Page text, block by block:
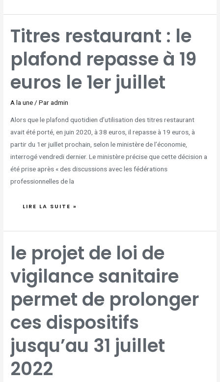
Titres restaurant : le
plafond repasse à 19
euros le 1er juillet
A la une / Paradmin
Alors que le plafond quotidien d’utilisation des titres restaurant
avait été porté, en juin 2020, à 38 euros, il repasse à 19 euros, à
partir du 1er juillet prochain, selon le ministère de l’économie,
interrogé vendredi dernier. Le ministère précise que cette décision a
été prise après « des discussions avec les fédérations
professionnelles de la
TITRES
RESTAURANT
LE
REPASSE
19
EUROS
JUILLET
LIRE LA SUITE »
le projet de loi de
vigilance sanitaire
permet de prolonger
ces dispositifs
jusqu’au 31 juillet
2022
PROJET
DE
LOI
VIGILANCE
SANITAIRE
PERMET
DE
PROLONGER
DISPOSITIFS
JUSQU’AU
31
2022